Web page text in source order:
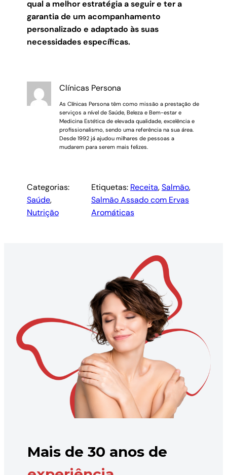
qual a melhor estratégia a seguir e ter a
garantia de um acompanhamento
personalizado e adaptado às suas
necessidades específicas.
Clínicas Persona
As Clínicas Persona têm como missão a prestação de
serviços a nível de Saúde, Beleza e Bem-estar e
Medicina Estética de elevada qualidade, excelência e
profissionalismo, sendo uma referência na sua área.
Desde 1992 já ajudou milhares de pessoas a
mudarem para serem mais felizes.
Categorias:
Saúde,
Nutrição
Etiquetas: Receita, Salmão,
Salmão Assado com Ervas
Aromáticas
Mais de 30 anos de